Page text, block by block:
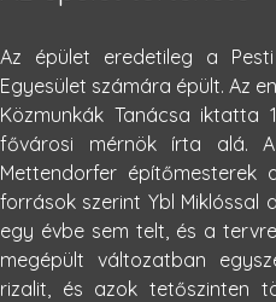
Az épület eredetileg a
Egyesület számára épült. Az
Közmunkák Tanácsa iktatta
fővárosi mérnök írta alá.
Mettendorfer építőmesterek
források szerint Ybl Miklóssal
egy évbe sem telt, és a
megépült változatban
rizalit, és azok tetőszinten